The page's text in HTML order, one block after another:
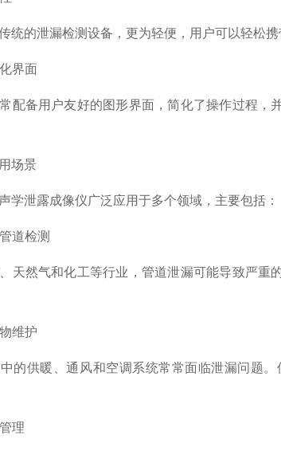
的泄漏检测设备，更为轻便，用户可以轻松携
界面
备用户友好的图形界面，简化了操作过程，
场景
泄露成像仪广泛应用于多个领域，主要包括：
检测
然气和化工等行业，管道泄漏可能导致严重
维护
供暖、通风和空调系统常常面临泄漏问题。
理